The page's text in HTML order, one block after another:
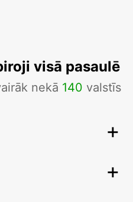
visā pasaulē
nekā 140 valstīs